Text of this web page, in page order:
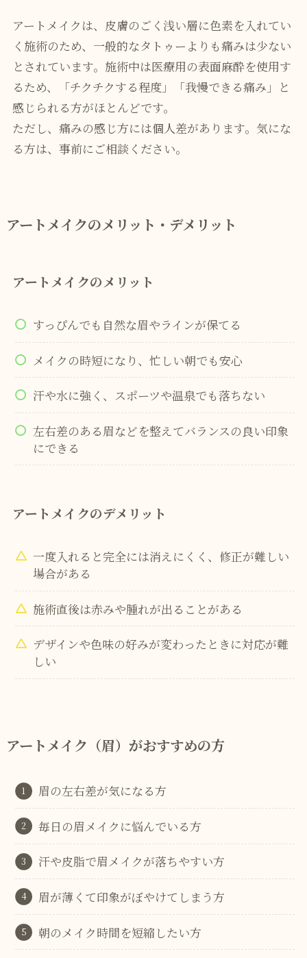
アートメイクは、皮膚のごく浅い層に色素を入れてい
く施術のため、一般的なタトゥーよりも痛みは少ない
とされています。施術中は医療用の表面麻酔を使用す
るため、「チクチクする程度」「我慢できる痛み」と
感じられる方がほとんどです。
ただし、痛みの感じ方には個人差があります。気にな
る方は、事前にご相談ください。
アートメイクのメリット・デメリット
アートメイクのメリット
すっぴんでも自然な眉やラインが保てる
メイクの時短になり、忙しい朝でも安心
汗や水に強く、スポーツや温泉でも落ちない
左右差のある眉などを整えてバランスの良い印象
にできる
アートメイクのデメリット
一度入れると完全には消えにくく、修正が難しい
場合がある
施術直後は赤みや腫れが出ることがある
デザインや色味の好みが変わったときに対応が難
しい
アートメイク（眉）がおすすめの方
眉の左右差が気になる方
毎日の眉メイクに悩んでいる方
汗や皮脂で眉メイクが落ちやすい方
眉が薄くて印象がぼやけてしまう方
朝のメイク時間を短縮したい方